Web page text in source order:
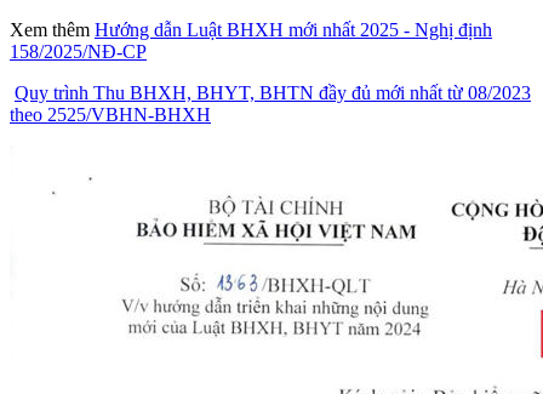
Xem thêm Hướng dẫn Luật BHXH mới nhất 2025 - Nghị định
158/2025/NĐ-CP
Quy trình Thu BHXH, BHYT, BHTN đầy đủ mới nhất từ 08/2023
theo 2525/VBHN-BHXH